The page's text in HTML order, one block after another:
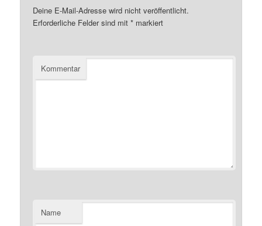
Deine E-Mail-Adresse wird nicht veröffentlicht.
Erforderliche Felder sind mit* markiert
Kommentar
Name